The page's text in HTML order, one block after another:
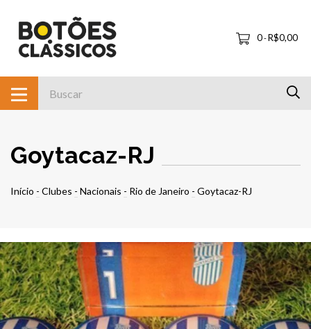
0-R$0,00
Goytacaz-RJ
Início - Clubes - Nacionais - Rio de Janeiro - Goytacaz-RJ